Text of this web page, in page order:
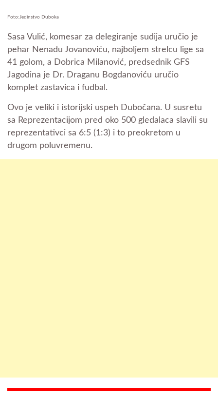
Foto:Jedinstvo Duboka
Sasa Vulić, komesar za delegiranje sudija uručio je
pehar Nenadu Jovanoviću, najboljem strelcu lige sa
41 golom, a Dobrica Milanović, predsednik GFS
Jagodina je Dr. Draganu Bogdanoviću uručio
komplet zastavica i fudbal.
Ovo je veliki i istorijski uspeh Dubočana. U susretu
sa Reprezentacijom pred oko 500 gledalaca slavili su
reprezentativci sa 6:5 (1:3) i to preokretom u
drugom poluvremenu.